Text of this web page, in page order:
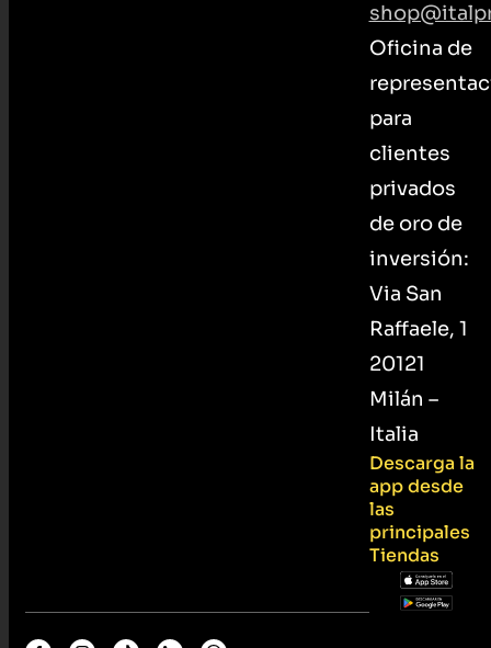
Oficina de
para
clientes
privados
de oro de
inversión:
Via San
Raffaele, 1
20121
Milán –
Italia
Descarga la
app desde
las
principales
Tiendas